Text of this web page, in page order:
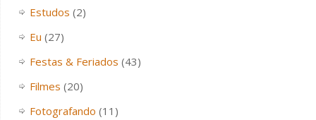
Estudos (2)
Eu (27)
Festas & Feriados (43)
Filmes (20)
Fotografando (11)